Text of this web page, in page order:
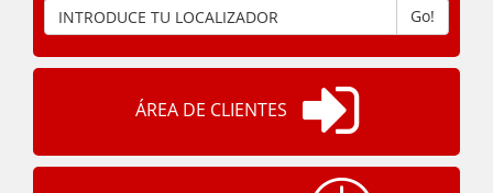
Go!
ÁREA DE CLIENTES